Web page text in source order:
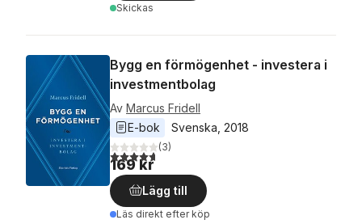
Skickas
Bygg en förmögenhet - investera i
investmentbolag
Av Marcus Fridell
E-bok
Svenska 2018
4,7utav 5 stjärnor. Totalt antal röster:
(3)
169 kr
Lägg till
Läs direkt efter köp